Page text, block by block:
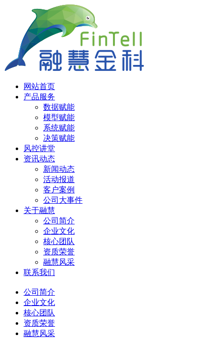
网站首页
产品服务
数据赋能
模型赋能
系统赋能
决策赋能
风控讲堂
资讯动态
新闻动态
活动报道
客户案例
公司大事件
关于融慧
公司简介
企业文化
核心团队
资质荣誉
融慧风采
联系我们
公司简介
企业文化
核心团队
资质荣誉
融慧风采